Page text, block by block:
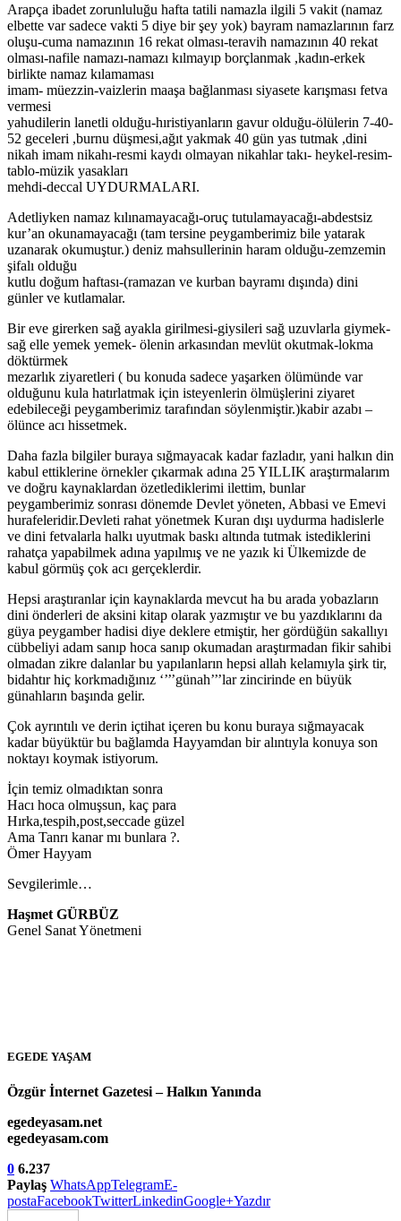
Arapça ibadet zorunluluğu hafta tatili namazla ilgili 5 vakit (namaz
elbette var sadece vakti 5 diye bir şey yok) bayram namazlarının farz
oluşu-cuma namazının 16 rekat olması-teravih namazının 40 rekat
olması-nafile namazı-namazı kılmayıp borçlanmak ,kadın-erkek
birlikte namaz kılamaması
imam- müezzin-vaizlerin maaşa bağlanması siyasete karışması fetva
vermesi
yahudilerin lanetli olduğu-hıristiyanların gavur olduğu-ölülerin 7-40-
52 geceleri ,burnu düşmesi,ağıt yakmak 40 gün yas tutmak ,dini
nikah imam nikahı-resmi kaydı olmayan nikahlar takı- heykel-resim-
tablo-müzik yasakları
mehdi-deccal UYDURMALARI.
Adetliyken namaz kılınamayacağı-oruç tutulamayacağı-abdestsiz
kur’an okunamayacağı (tam tersine peygamberimiz bile yatarak
uzanarak okumuştur.) deniz mahsullerinin haram olduğu-zemzemin
şifalı olduğu
kutlu doğum haftası-(ramazan ve kurban bayramı dışında) dini
günler ve kutlamalar.
Bir eve girerken sağ ayakla girilmesi-giysileri sağ uzuvlarla giymek-
sağ elle yemek yemek- ölenin arkasından mevlüt okutmak-lokma
döktürmek
mezarlık ziyaretleri ( bu konuda sadece yaşarken ölümünde var
olduğunu kula hatırlatmak için isteyenlerin ölmüşlerini ziyaret
edebileceği peygamberimiz tarafından söylenmiştir.)kabir azabı –
ölünce acı hissetmek.
Daha fazla bilgiler buraya sığmayacak kadar fazladır, yani halkın din
kabul ettiklerine örnekler çıkarmak adına 25 YILLIK araştırmalarım
ve doğru kaynaklardan özetlediklerimi ilettim, bunlar
peygamberimiz sonrası dönemde Devlet yöneten, Abbasi ve Emevi
hurafeleridir.Devleti rahat yönetmek Kuran dışı uydurma hadislerle
ve dini fetvalarla halkı uyutmak baskı altında tutmak istediklerini
rahatça yapabilmek adına yapılmış ve ne yazık ki Ülkemizde de
kabul görmüş çok acı gerçeklerdir.
Hepsi araştıranlar için kaynaklarda mevcut ha bu arada yobazların
dini önderleri de aksini kitap olarak yazmıştır ve bu yazdıklarını da
güya peygamber hadisi diye deklere etmiştir, her gördüğün sakallıyı
cübbeliyi adam sanıp hoca sanıp okumadan araştırmadan fikir sahibi
olmadan zikre dalanlar bu yapılanların hepsi allah kelamıyla şirk tir,
bidahtır hiç korkmadığınız ‘’’’günah’’’lar zincirinde en büyük
günahların başında gelir.
Çok ayrıntılı ve derin içtihat içeren bu konu buraya sığmayacak
kadar büyüktür bu bağlamda Hayyamdan bir alıntıyla konuya son
noktayı koymak istiyorum.
İçin temiz olmadıktan sonra
Hacı hoca olmuşsun, kaç para
Hırka,tespih,post,seccade güzel
Ama Tanrı kanar mı bunlara ?.
Ömer Hayyam
Sevgilerimle…
Haşmet GÜRBÜZ
Genel Sanat Yönetmeni
EGEDE YAŞAM
Özgür İnternet Gazetesi – Halkın Yanında
egedeyasam.net
egedeyasam.com
0 6.237
Paylaş WhatsAppTelegramE-
postaFacebookTwitterLinkedinGoogle+Yazdır